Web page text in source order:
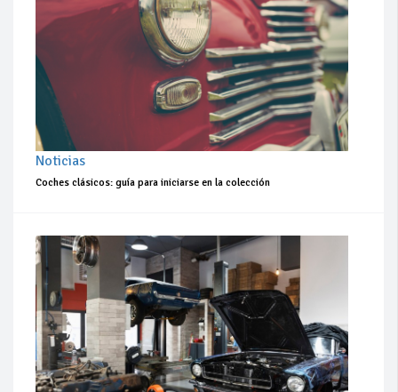
Noticias
Coches clásicos: guía para iniciarse en la colección